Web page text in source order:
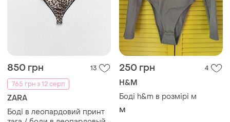
850 грн
765 грн з 12 серп
Боді в леопардовий принт
принт зара
M
250 грн 4
H&M
Боді h&m в розмірі м
M